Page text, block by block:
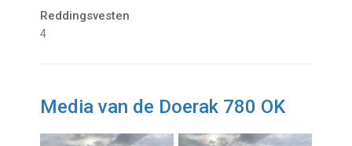
Reddingsvesten
4
Media van de Doerak 780 OK